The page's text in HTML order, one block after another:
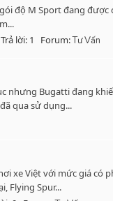
độ M Sport đang
Trả lời: 1 Forum:Tư Vấn
nhưng Bugatti đang
qua sử dụng...
Việt với mức giá có
Flying Spur...